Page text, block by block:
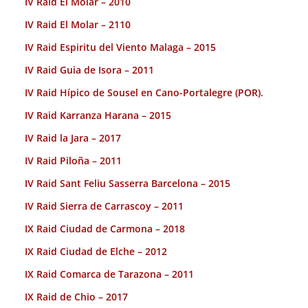
IV Raid El Molar – 2110
IV Raid Espiritu del Viento Malaga – 2015
IV Raid Guia de Isora – 2011
IV Raid Hípico de Sousel en Cano-Portalegre (POR).
IV Raid Karranza Harana – 2015
IV Raid la Jara – 2017
IV Raid Piloña – 2011
IV Raid Sant Feliu Sasserra Barcelona – 2015
IV Raid Sierra de Carrascoy – 2011
IX Raid Ciudad de Carmona – 2018
IX Raid Ciudad de Elche – 2012
IX Raid Comarca de Tarazona – 2011
IX Raid de Chio – 2017